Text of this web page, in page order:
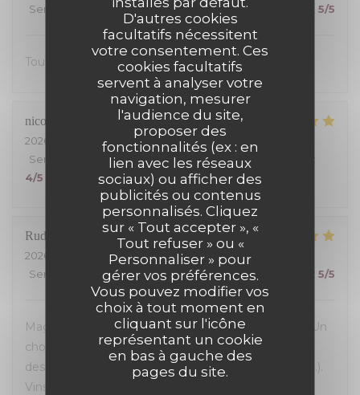
D'autres cookies
facultatifs nécessitent
votre consentement. Ces
cookies facultatifs
servent à analyser votre
navigation, mesurer
l'audience du site,
proposer des
fonctionnalités (ex : en
lien avec les réseaux
sociaux) ou afficher des
publicités ou contenus
personnalisés. Cliquez
sur « Tout accepter », «
Tout refuser » ou «
Personnaliser » pour
gérer vos préférences.
Vous pouvez modifier vos
choix à tout moment en
cliquant sur l'icône
représentant un cookie
en bas à gauche des
pages du site.
Service
Ambiance:5/5 Cuisine: 5/5 Qualité / Prix 5/5
Tout était excellent, on s’est régalé.
nicolas
2026-07-24
- 19:30 - Couverts 4
Service
Ambiance :5/5 Cuisine:5/5 Qualité / Prix
4/5
Rudy
2026-07-23
- 19:30 - Couverts 5
Service
Ambiance:5/5 Cuisine:5/5 Qualité / Prix 5/5
Magnifique découverte! Accueil et service parfaits! Un
choix exceptionnel de viandes maturees...avec aussi
des alternatives de premier choix (homard, poisson...).
Vins fins. Une très belle adresse!